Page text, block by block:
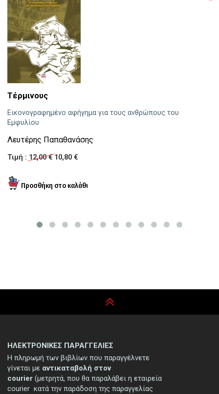
Τέρμινους
Εικονογραφημένο αφήγημα για τους ανθρώπους του
Εμφυλίου
Λευτέρης Παπαθανάσης
Τιμή : 12,00 €10,80 €
ΗΛΕΚΤΡΟΝΙΚΕΣ ΠΑΡΑΓΓΕΛΙΕΣ
Η πληρωμή των βιβλίων που παραγγέλνετε
γίνεται με αντικαταβολή στον
courier (μετρητά, που θα παραλάβει η εταιρεία
courier κατά την παράδοση της παραγγελίας